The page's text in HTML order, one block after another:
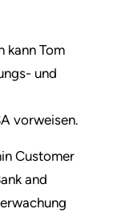
kann Tom
und
vorweisen.
Customer
and